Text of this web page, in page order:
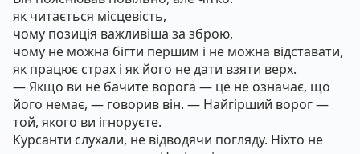
як читається місцевість,
чому позиція важливіша за зброю,
чому не можна бігти першим і не можна відставати,
як працює страх і як його не дати взяти верх.
— Якщо ви не бачите ворога — це не означає, що
його немає, — говорив він. — Найгірший ворог —
той, якого ви ігноруєте.
Курсанти слухали, не відводячи погляду. Ніхто не